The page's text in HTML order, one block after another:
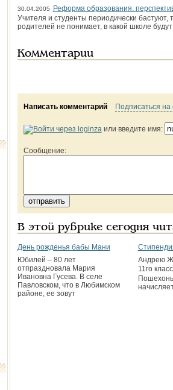
30.04.2005
Реформа образования:
Учителя и студенты периодически
родителей не понимает, в какой школе
Комментарии
Написать комментарий Подписаться
или введите имя:
Сообщение:
В этой рубрике сегодня
День рожденья бабы Мани
Юбилей – 80 лет
отпраздновала Мария
Ивановна Гусева. В селе
Павловском, что в Любимском
районе, ее зовут
Андрею
11го